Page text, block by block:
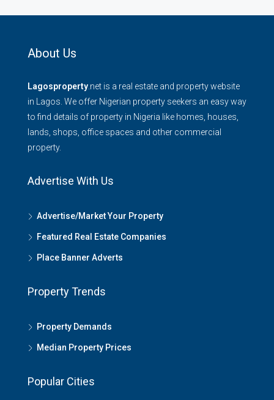
About Us
Lagosproperty .net is a real estate and property website
in Lagos. We offer Nigerian property seekers an easy way
to find details of property in Nigeria like homes, houses,
lands, shops, office spaces and other commercial
property.
Advertise With Us
Advertise/Market Your Property
Featured Real Estate Companies
Place Banner Adverts
Property Trends
Property Demands
Median Property Prices
Popular Cities